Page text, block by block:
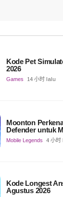
Kode Pet
2026
Games 14 小时 lalu
Moonton
Defender untuk
Mobile Legends 4 小时
Kode Longest
Agustus 2026